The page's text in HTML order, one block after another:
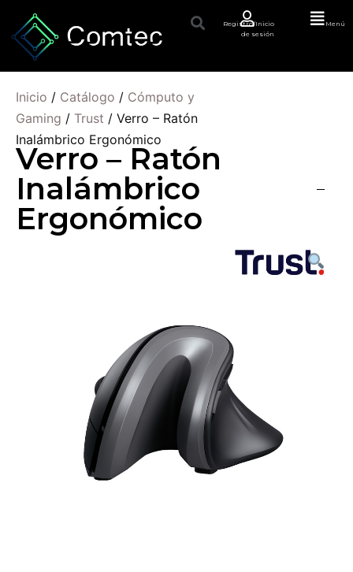
Registro/Inicio
de sesión
Menú
Inicio / Catálogo / Cómputo y
Gaming / Trust / Verro – Ratón
Inalámbrico Ergonómico
Verro – Ratón
Inalámbrico
Ergonómico